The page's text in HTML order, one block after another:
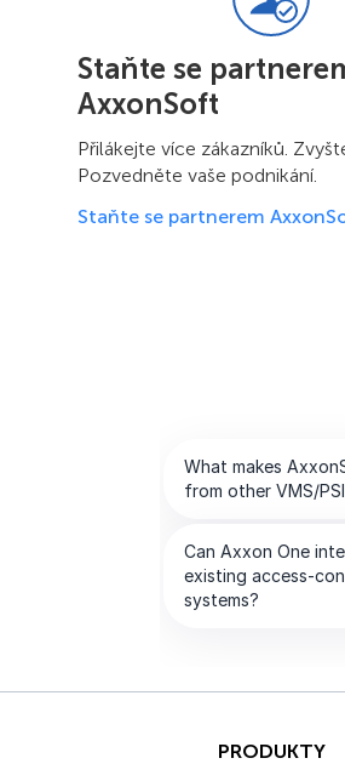
Staňte se
AxxonSoft
Přilákejte více zákazníků.
Pozvedněte vaše podnikání.
Staňte se partnerem
PRODUKTY